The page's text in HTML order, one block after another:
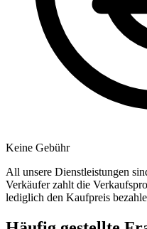
Keine Gebühr
All unsere Dienstleistungen
Verkäufer zahlt die
lediglich den Kaufpreis